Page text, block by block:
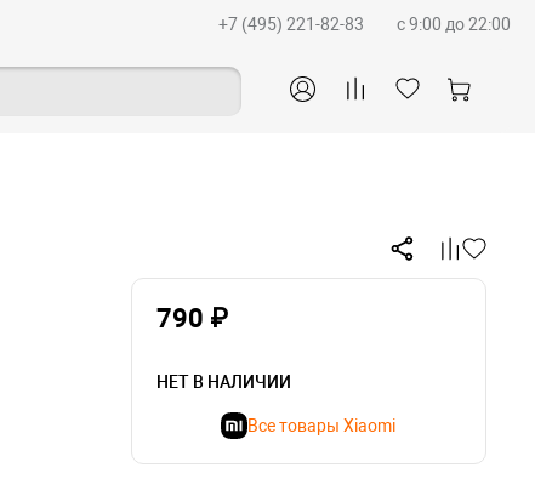
+7 (495) 221-82-83 c 9:00 до 22:00
790 ₽
НЕТ В НАЛИЧИИ
Все товары Xiaomi